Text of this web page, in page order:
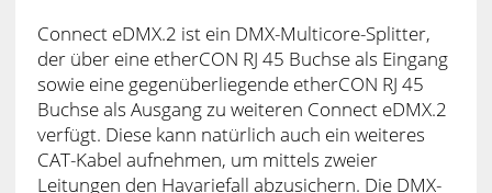
Connect eDMX.2 ist ein DMX-Multicore-Splitter,
der über eine etherCON RJ 45 Buchse als Eingang
sowie eine gegenüberliegende etherCON RJ 45
Buchse als Ausgang zu weiteren Connect eDMX.2
verfügt. Diese kann natürlich auch ein weiteres
CAT-Kabel aufnehmen, um mittels zweier
Leitungen den Havariefall abzusichern. Die DMX-